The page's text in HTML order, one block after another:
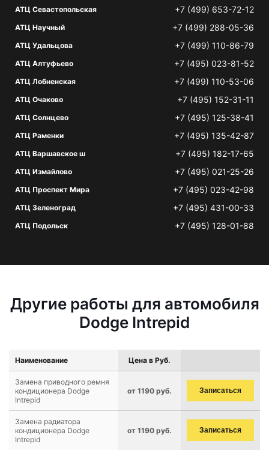
АТЦ Севастопольская +7 (499) 653-72-12
АТЦ Научный +7 (499) 288-05-36
АТЦ Удальцова +7 (499) 110-86-79
АТЦ Алтуфьево +7 (495) 023-81-52
АТЦ Лобненская +7 (499) 110-53-06
АТЦ Очаково +7 (495) 152-31-11
АТЦ Солнцево +7 (495) 125-38-41
АТЦ Раменки +7 (495) 135-42-87
АТЦ Варшавское ш +7 (495) 182-17-65
АТЦ Измайлово +7 (495) 021-25-26
АТЦ Проспект Мира +7 (495) 023-42-98
АТЦ Зеленоград +7 (495) 431-00-33
АТЦ Подольск +7 (495) 128-01-88
Другие работы для автомобиля
Dodge Intrepid
Наименование Цена в Руб.
Замена приводного ремня
кондиционера Dodge
Intrepid
от 1190 руб. Записаться
Замена радиатора
кондиционера Dodge
Intrepid
от 1190 руб. Записаться